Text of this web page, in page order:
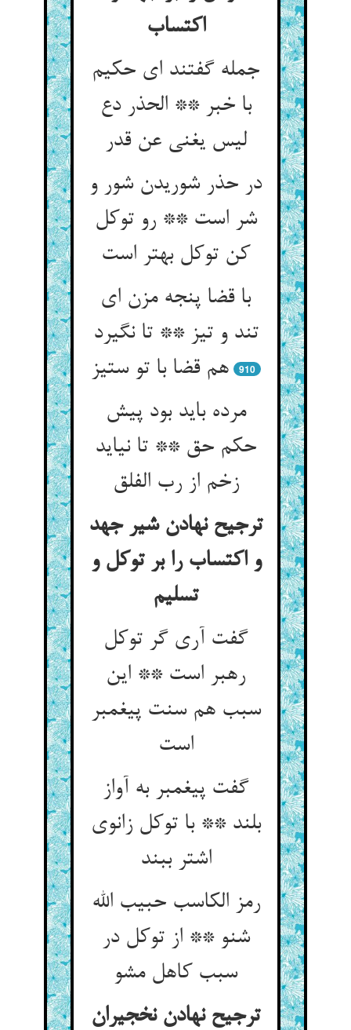
اکتساب‌‌
جمله گفتند ای حکیم
با خبر ** الحذر دع
لیس یغنی عن قدر
در حذر شوریدن شور و
شر است ** رو توکل
با قضا پنجه مزن ای
تند و تیز ** تا نگیرد
هم قضا با تو ستیز
910
مرده باید بود پیش
حکم حق ** تا نیاید
زخم از رب الفلق‌‌
ترجیح نهادن شیر جهد
و اکتساب را بر توکل و
گفت آری گر توکل
رهبر است ** این
سبب هم سنت پیغمبر
است‌‌
گفت پیغمبر به آواز
بلند ** با توکل زانوی
اشتر ببند
رمز الکاسب حبیب الله
شنو ** از توکل در
سبب کاهل مشو
ترجیح نهادن نخجیران